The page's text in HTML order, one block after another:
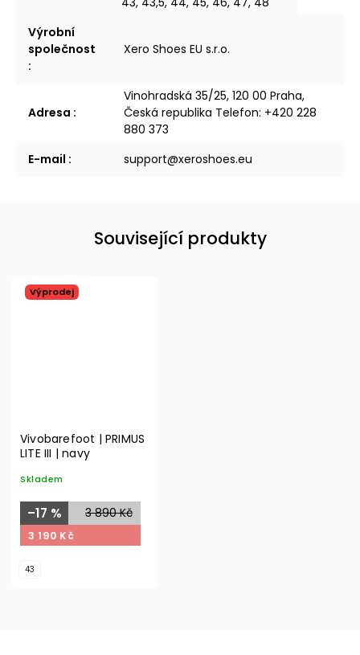
Výrobní
společnost
:
Xero Shoes EU s.r.o.
Adresa :
Vinohradská 35/25, 120 00 Praha,
Česká republika Telefon: +420 228
880 373
E-mail : support@xeroshoes.eu
Související produkty
Výprodej
Vivobarefoot | PRIMUS
LITE III | navy
Skladem
3 890 Kč
–17 %
3 190 Kč
43